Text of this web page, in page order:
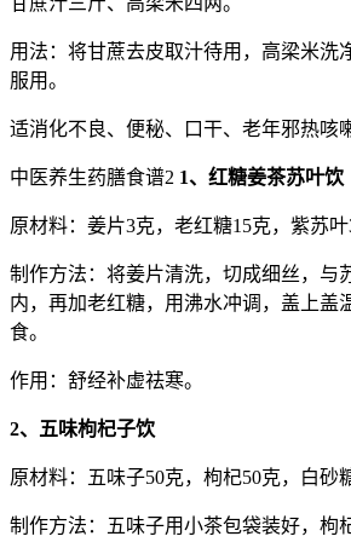
用法：将甘蔗去皮取汁待用，高梁米洗
服用。
适消化不良、便秘、口干、老年邪热咳
中医养生药膳食谱2 1、红糖姜茶苏叶饮
原材料：姜片3克，老红糖15克，紫苏叶
制作方法：将姜片清洗，切成细丝，与
内，再加老红糖，用沸水冲调，盖上盖
食。
作用：舒经补虚祛寒。
2、五味枸杞子饮
原材料：五味子50克，枸杞50克，白砂
制作方法：五味子用小茶包袋装好，枸